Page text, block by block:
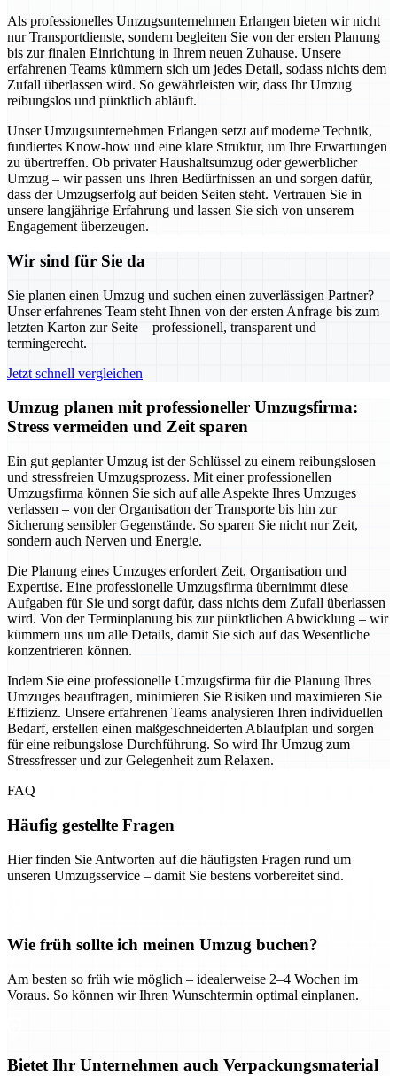
Als professionelles Umzugsunternehmen Erlangen bieten wir nicht
nur Transportdienste, sondern begleiten Sie von der ersten Planung
bis zur finalen Einrichtung in Ihrem neuen Zuhause. Unsere
erfahrenen Teams kümmern sich um jedes Detail, sodass nichts dem
Zufall überlassen wird. So gewährleisten wir, dass Ihr Umzug
reibungslos und pünktlich abläuft.
Unser Umzugsunternehmen Erlangen setzt auf moderne Technik,
fundiertes Know-how und eine klare Struktur, um Ihre Erwartungen
zu übertreffen. Ob privater Haushaltsumzug oder gewerblicher
Umzug – wir passen uns Ihren Bedürfnissen an und sorgen dafür,
dass der Umzugserfolg auf beiden Seiten steht. Vertrauen Sie in
unsere langjährige Erfahrung und lassen Sie sich von unserem
Engagement überzeugen.
Wir sind für Sie da
Sie planen einen Umzug und suchen einen zuverlässigen Partner?
Unser erfahrenes Team steht Ihnen von der ersten Anfrage bis zum
letzten Karton zur Seite – professionell, transparent und
termingerecht.
Jetzt schnell vergleichen
Umzug planen mit professioneller Umzugsfirma:
Stress vermeiden und Zeit sparen
Ein gut geplanter Umzug ist der Schlüssel zu einem reibungslosen
und stressfreien Umzugsprozess. Mit einer professionellen
Umzugsfirma können Sie sich auf alle Aspekte Ihres Umzuges
verlassen – von der Organisation der Transporte bis hin zur
Sicherung sensibler Gegenstände. So sparen Sie nicht nur Zeit,
sondern auch Nerven und Energie.
Die Planung eines Umzuges erfordert Zeit, Organisation und
Expertise. Eine professionelle Umzugsfirma übernimmt diese
Aufgaben für Sie und sorgt dafür, dass nichts dem Zufall überlassen
wird. Von der Terminplanung bis zur pünktlichen Abwicklung – wir
kümmern uns um alle Details, damit Sie sich auf das Wesentliche
konzentrieren können.
Indem Sie eine professionelle Umzugsfirma für die Planung Ihres
Umzuges beauftragen, minimieren Sie Risiken und maximieren Sie
Effizienz. Unsere erfahrenen Teams analysieren Ihren individuellen
Bedarf, erstellen einen maßgeschneiderten Ablaufplan und sorgen
für eine reibungslose Durchführung. So wird Ihr Umzug zum
Stressfresser und zur Gelegenheit zum Relaxen.
FAQ
Häufig gestellte Fragen
Hier finden Sie Antworten auf die häufigsten Fragen rund um
unseren Umzugsservice – damit Sie bestens vorbereitet sind.
Wie früh sollte ich meinen Umzug buchen?
Am besten so früh wie möglich – idealerweise 2–4 Wochen im
Voraus. So können wir Ihren Wunschtermin optimal einplanen.
Bietet Ihr Unternehmen auch Verpackungsmaterial